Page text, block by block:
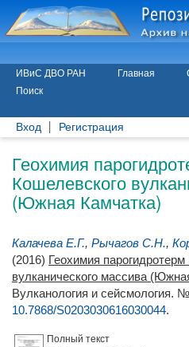
ИВиС ДВО РАН Главная
Поиск
Вход Регистрация
Геохимия
Кошелевского
(Южная Камчатка)
Калачева Е.Г., Рычагов С.Н.,
(2016) Геохимия
вулканического массива
Вулканология и сейсмология.
10.7868/S0203030616030044.
Полный текст